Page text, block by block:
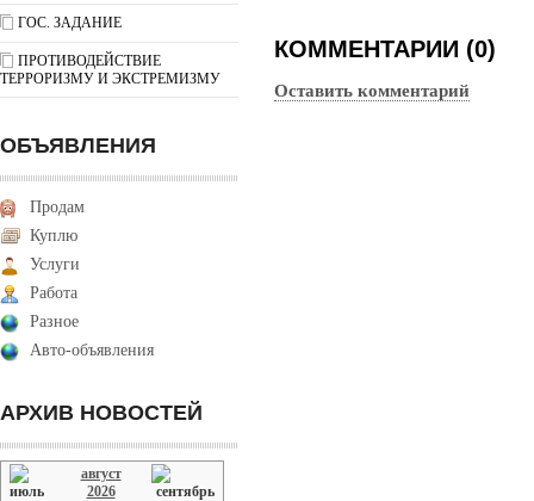
ГОС. ЗАДАНИЕ
ПРОТИВОДЕЙСТВИЕ
ТЕРРОРИЗМУ И ЭКСТРЕМИЗМУ
ОБЪЯВЛЕНИЯ
Продам
Куплю
Услуги
Работа
Разное
Авто-объявления
АРХИВ НОВОСТЕЙ
август
2026
КОММЕНТАРИИ (0)
Оставить комментарий